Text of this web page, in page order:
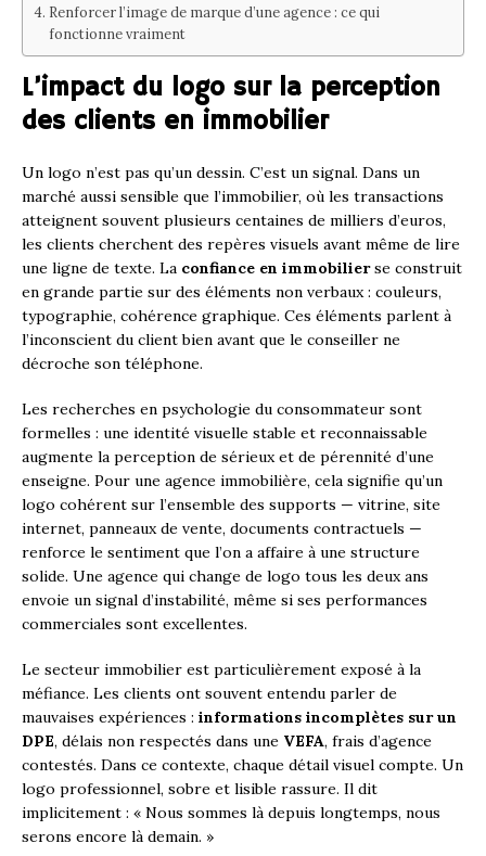
Renforcer l’image de marque d’une agence : ce qui
fonctionne vraiment
L’impact du logo sur la perception
des clients en immobilier
Un logo n’est pas qu’un dessin. C’est un signal. Dans un
marché aussi sensible que l’immobilier, où les transactions
atteignent souvent plusieurs centaines de milliers d’euros,
les clients cherchent des repères visuels avant même de lire
une ligne de texte. La confiance en immobilierse construit
en grande partie sur des éléments non verbaux : couleurs,
typographie, cohérence graphique. Ces éléments parlent à
l’inconscient du client bien avant que le conseiller ne
décroche son téléphone.
Les recherches en psychologie du consommateur sont
formelles : une identité visuelle stable et reconnaissable
augmente la perception de sérieux et de pérennité d’une
enseigne. Pour une agence immobilière, cela signifie qu’un
logo cohérent sur l’ensemble des supports — vitrine, site
internet, panneaux de vente, documents contractuels —
renforce le sentiment que l’on a affaire à une structure
solide. Une agence qui change de logo tous les deux ans
envoie un signal d’instabilité, même si ses performances
commerciales sont excellentes.
Le secteur immobilier est particulièrement exposé à la
méfiance. Les clients ont souvent entendu parler de
mauvaises expériences : informations incomplètes sur un
DPE, délais non respectés dans une VEFA, frais d’agence
contestés. Dans ce contexte, chaque détail visuel compte. Un
logo professionnel, sobre et lisible rassure. Il dit
implicitement : « Nous sommes là depuis longtemps, nous
serons encore là demain. »